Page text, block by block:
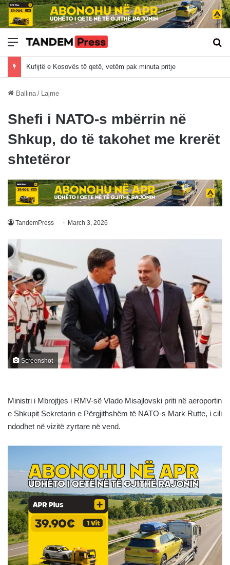
Meny
Kufijtë e Kosovës të qetë, vetëm pak minuta pritje
Ballina / Lajme
Shefi i NATO-s mbërrin në
Shkup, do të takohet me krerët
shtetëror
TandemPress March 3, 2026
Screenshot
Ministri i Mbrojtjes i RMV-së Vlado Misajlovski priti në aeroportin
e Shkupit Sekretarin e Përgjithshëm të NATO-s Mark Rutte, i cili
ndodhet në vizitë zyrtare në vend.